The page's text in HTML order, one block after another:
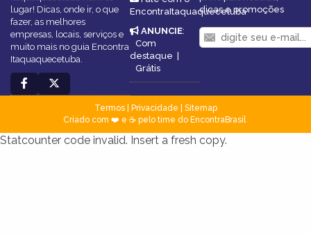
lugar! Dicas, onde ir, o que
fazer, as melhores
empresas, locais, serviços e
muito mais no guia Encontra
Itaquaquecetuba.
EncontraItaquaquecetuba
ANUNCIE:
Com
destaque
Grátis
dicas e promoções
Termos| Privacidade
Sitemap
Criado com ❤️ e ☕ pelo time do EncontraBrasil
Statcounter code invalid. Insert a fresh copy.